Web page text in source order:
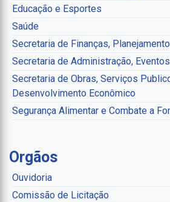
Educação e Esportes
Saúde
Secretaria de Finanças,
Secretaria de Administração,
Secretaria de Obras, Serviços
Desenvolvimento Econômico
Segurança Alimentar e Combate a
Orgãos
Ouvidoria
Comissão de Licitação